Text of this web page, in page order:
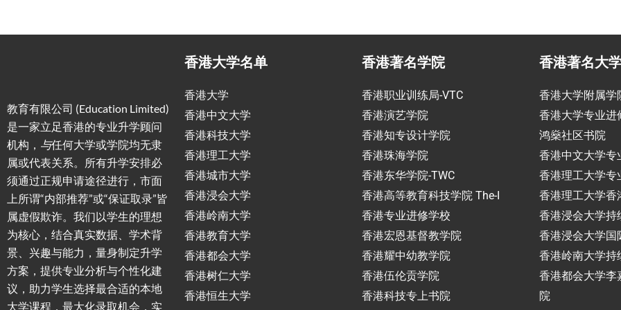
教育有限公司 (Education Limited)
是一家立足香港的专业升学顾问
机构， 与任何大学或学院均无隶
属或代表关系。所有升学安排必
须通过正规申请途径进行，市面
上所谓“内部推荐”或“保证取录”皆
属虚假欺诈。我们以学生的理想
为核心，结合真实数据、学术背
景、兴趣与能力，量身制定升学
方案，提供专业分析与个性化建
议，助力学生选择最合适的本地
大学课程，最大化录取机会，实
香港大学名单
香港大学
香港中文大学
香港科技大学
香港理工大学
香港城市大学
香港浸会大学
香港岭南大学
香港教育大学
香港都会大学
香港树仁大学
香港恒生大学
香港著名学院
香港职业训练局-VTC
香港演艺学院
香港知专设计学院
香港珠海学院
香港东华学院-TWC
香港高等教育科技学院 The-I
香港专业进修学校
香港宏恩基督教学院
香港耀中幼教学院
香港伍伦贡学院
香港科技专上书院
香港著名大
香港大学附属学
香港大学专业进
鸿燊社区书院
香港中文大学专
香港理工大学专
香港理工大学香
香港浸会大学持
香港浸会大学国
香港岭南大学持
香港都会大学李
院